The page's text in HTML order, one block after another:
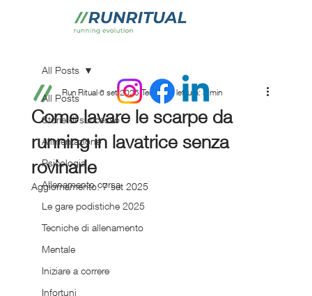
All Posts
Storie di successo
Alimentazione
Psicologia
Allenamento corsa
Le gare podistiche 2025
Tecniche di allenamento
Mentale
Iniziare a correre
Infortuni
All Posts
Come lavare le scarpe da
running in lavatrice senza
rovinarle
Run Ritual 6 set 2025 Tempo di lettura: 3 min
Aggiornamento:7 set 2025